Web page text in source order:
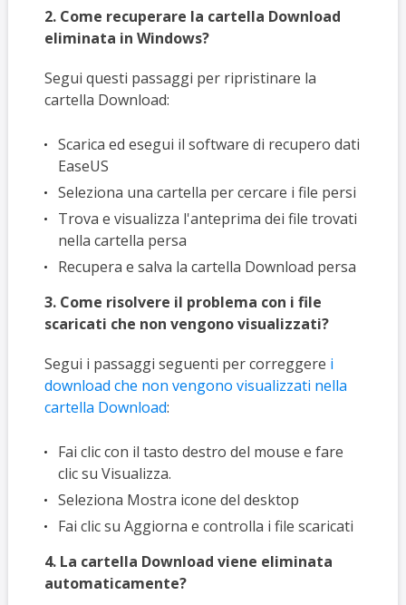
2. Come recuperare la cartella Download
eliminata in Windows?
Segui questi passaggi per ripristinare la
cartella Download:
Scarica ed esegui il software di recupero dati
EaseUS
Seleziona una cartella per cercare i file persi
Trova e visualizza l'anteprima dei file trovati
nella cartella persa
Recupera e salva la cartella Download persa
3. Come risolvere il problema con i file
scaricati che non vengono visualizzati?
Segui i passaggi seguenti per correggere i
download che non vengono visualizzati nella
cartella Download:
Fai clic con il tasto destro del mouse e fare
clic su Visualizza.
Seleziona Mostra icone del desktop
Fai clic su Aggiorna e controlla i file scaricati
4. La cartella Download viene eliminata
automaticamente?